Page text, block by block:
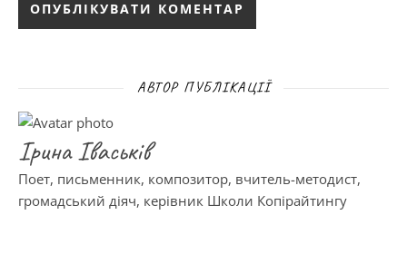
АВТОР ПУБЛІКАЦІЇ
Ірина Іваськів
Поет, письменник, композитор, вчитель-методист,
громадський діяч, керівник Школи Копірайтингу